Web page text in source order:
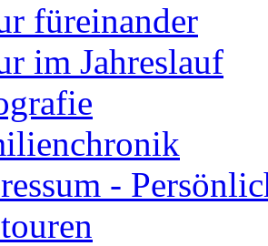
füreinander
im Jahreslauf
-